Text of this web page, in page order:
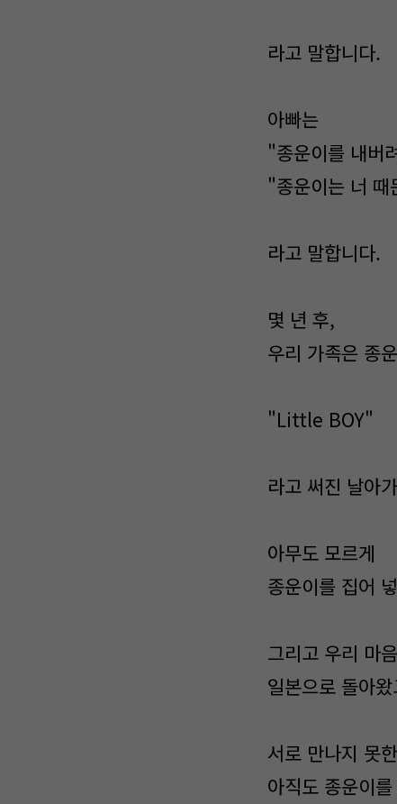
라고 말합니다.
아빠는
"종운이를 내버
"종운이는 너
라고 말합니다.
몇 년 후,
우리 가족은 종
"Little BOY"
라고 써진 날아
아무도 모르게
종운이를 집어
그리고 우리 마
일본으로 돌아
서로 만나지 못
아직도 종운이